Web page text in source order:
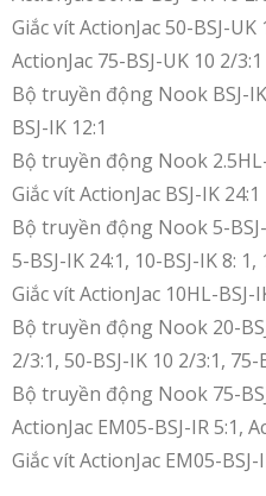
Giắc vít ActionJac 50-BSJ-UK
ActionJac 75-BSJ-UK 10 2/3:1
Bộ truyền động Nook BSJ-IK
BSJ-IK 12:1
Bộ truyền động Nook 2.5HL-
Giắc vít ActionJac BSJ-IK 24:1
Bộ truyền động Nook 5-BSJ-
5-BSJ-IK 24:1, 10-BSJ-IK 8: 1,
Giắc vít ActionJac 10HL-BSJ-
Bộ truyền động Nook 20-
2/3:1, 50-BSJ-IK 10 2/3:1, 75-
Bộ truyền động Nook 75-
ActionJac EM05-BSJ-IR 5:1,
Giắc vít ActionJac EM05-BSJ-